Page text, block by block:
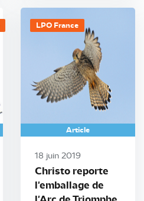
LPO France
Article
18 juin 2019
Christo reporte
l'emballage de